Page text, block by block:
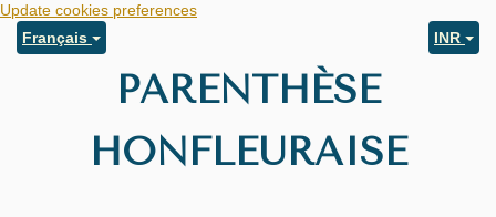
Update cookies preferences
Français
INR
PARENTHÈSE
HONFLEURAISE